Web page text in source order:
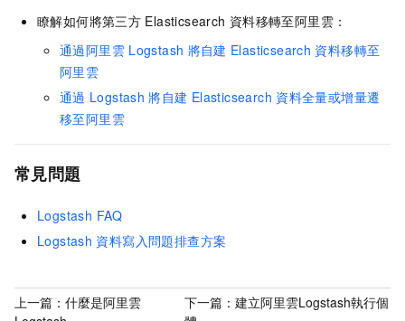
瞭解如何將第三方 Elasticsearch 資料移轉至阿里雲：
通過阿里雲 Logstash 將自建 Elasticsearch 資料移轉至
阿里雲
通過 Logstash 將自建 Elasticsearch 資料全量或增量遷
移至阿里雲
常見問題
Logstash FAQ
Logstash 資料寫入問題排查方案
上一篇： 什麼是阿里雲
下一篇：建立阿里雲Logstash執行個